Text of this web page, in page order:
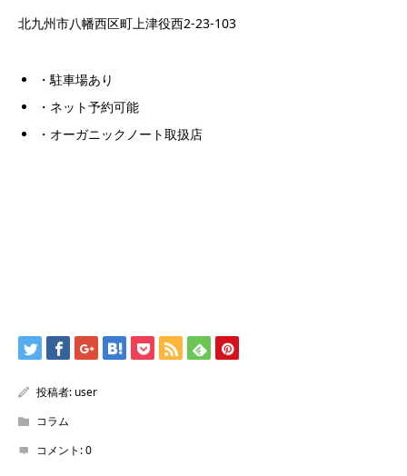
北九州市八幡西区町上津役西2-23-103
・駐車場あり
・ネット予約可能
・オーガニックノート取扱店
投稿者: user
コラム
コメント:0